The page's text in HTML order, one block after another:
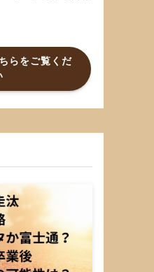
らをご覧くだ